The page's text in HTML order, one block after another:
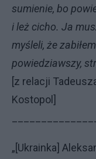
sumienie, bo
i leż cicho. Ja
myśleli, że
powiedziawszy,
[z relacji
Kostopol]
„[Ukrainka]